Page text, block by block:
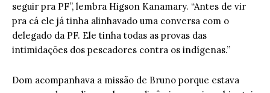
seguir pra PF”, lembra Higson Kanamary. “Antes de vir
pra cá ele já tinha alinhavado uma conversa com o
delegado da PF. Ele tinha todas as provas das
intimidações dos pescadores contra os indígenas.”
Dom acompanhava a missão de Bruno porque estava